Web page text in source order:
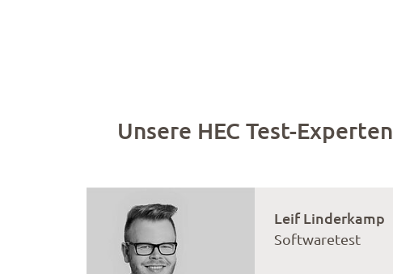
Unsere HEC Test-Experten
Leif Linderkamp
Softwaretest